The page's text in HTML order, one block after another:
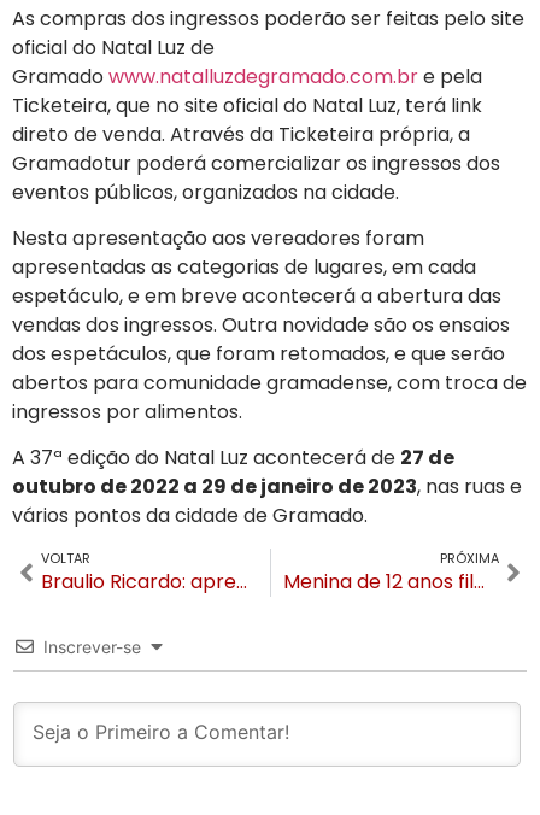
As compras dos ingressos poderão ser feitas pelo site
oficial do Natal Luz de
Gramadowww.natalluzdegramado.com.bre pela
Ticketeira, que no site oficial do Natal Luz, terá link
direto de venda. Através da Ticketeira própria, a
Gramadotur poderá comercializar os ingressos dos
eventos públicos, organizados na cidade.
Nesta apresentação aos vereadores foram
apresentadas as categorias de lugares, em cada
espetáculo, e em breve acontecerá a abertura das
vendas dos ingressos. Outra novidade são os ensaios
dos espetáculos, que foram retomados, e que serão
abertos para comunidade gramadense, com troca de
ingressos por alimentos.
A 37ª edição do Natal Luz acontecerá de 27 de
outubro de 2022 a 29 de janeiro de 2023, nas ruas e
vários pontos da cidade de Gramado.
VOLTAR
Braulio Ricardo: aprendendo a gerir as emoções
PRÓXIMA
Menina de 12 anos filma estupro do padrasto em Canela
Inscrever-se